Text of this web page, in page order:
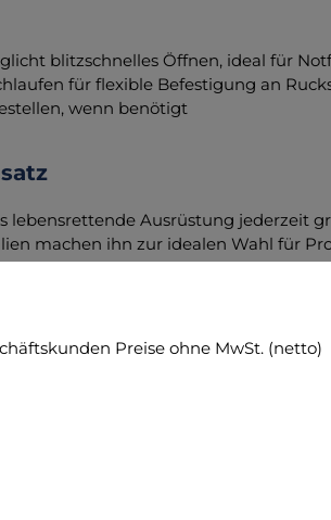
blitzschnelles Öffnen, ideal für
für flexible Befestigung an
wenn benötigt
lebensrettende Ausrüstung jederzeit
machen ihn zur idealen Wahl für
aus und sichern Sie sich
zur GPSR
Preise ohne MwSt. (netto)